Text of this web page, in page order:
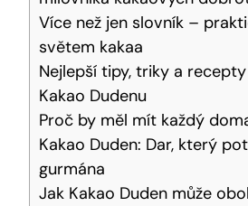
Více⁢ než jen slovník –
světem kakaa
Nejlepší tipy, triky‍ a
Kakao⁢ Dudenu
Proč​ by měl mít⁣ každý
Kakao Duden: Dar, který
gurmána
Jak Kakao⁢ Duden může